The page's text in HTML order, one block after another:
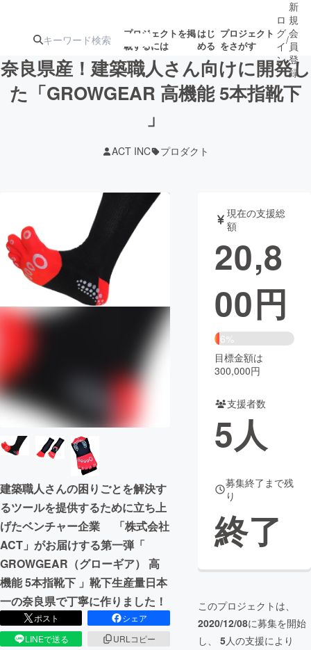
プロジェクトを掲
載するには
はじ
める
プロジェクト
をさがす
注目の新着プロ
テクノロジー・ガジェット
映像・映画 書籍・雑誌
ビジネス・起業 チャレンジ
まちづくり・地域活性化
CAMPFIRE for Social Good
CAMPFIRE Creation
CAMPFIREふるさと納税
コミュニティ
ロ
グ
イ
ン
/
新
規
会
員
登
録
奈良県産！建築職人さん向けに開発し
た「GROWGEAR 高機能 5本指靴下
」
ACT INC プロダクト
建築職人さんの困りごとを解決す
るツールを提供するために立ち上
げたベンチャー企業 「株式会社
ACT」がお届けする第一弾「
GROWGEAR（グローギア） 高
機能 5本指靴下 」靴下生産量日本
一の奈良県で丁寧に作りました！
ポスト
シェア
LINEで送る
URLコピー
現在の支援総
額
20,8
00円
6%
目標金額は
300,000円
支援者数
5人
募集終了まで残
り
終了
このプロジェクトは、
2020/12/08に募集を開始
し、 5人の支援により